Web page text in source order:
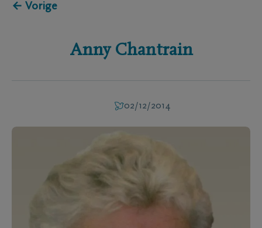
← Vorige
Anny Chantrain
02/12/2014